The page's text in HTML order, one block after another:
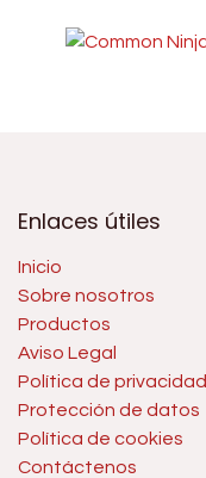
Enlaces útiles
Inicio
Sobre nosotros
Productos
Aviso Legal
Política de privacidad
Protección de datos
Política de cookies
Contáctenos